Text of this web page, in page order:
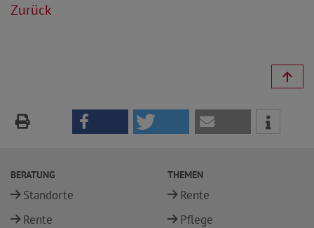
Zurück
BERATUNG
Standorte
Rente
THEMEN
Rente
Pflege